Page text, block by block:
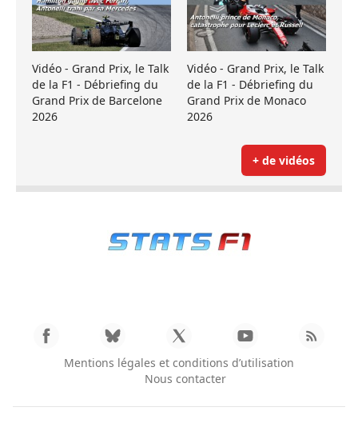
Vidéo - Grand Prix, le Talk
de la F1 - Débriefing du
Grand Prix de Barcelone
2026
Vidéo - Grand Prix, le Talk
de la F1 - Débriefing du
Grand Prix de Monaco
2026
+ de vidéos
Mentions légales et conditions d’utilisation
Nous contacter